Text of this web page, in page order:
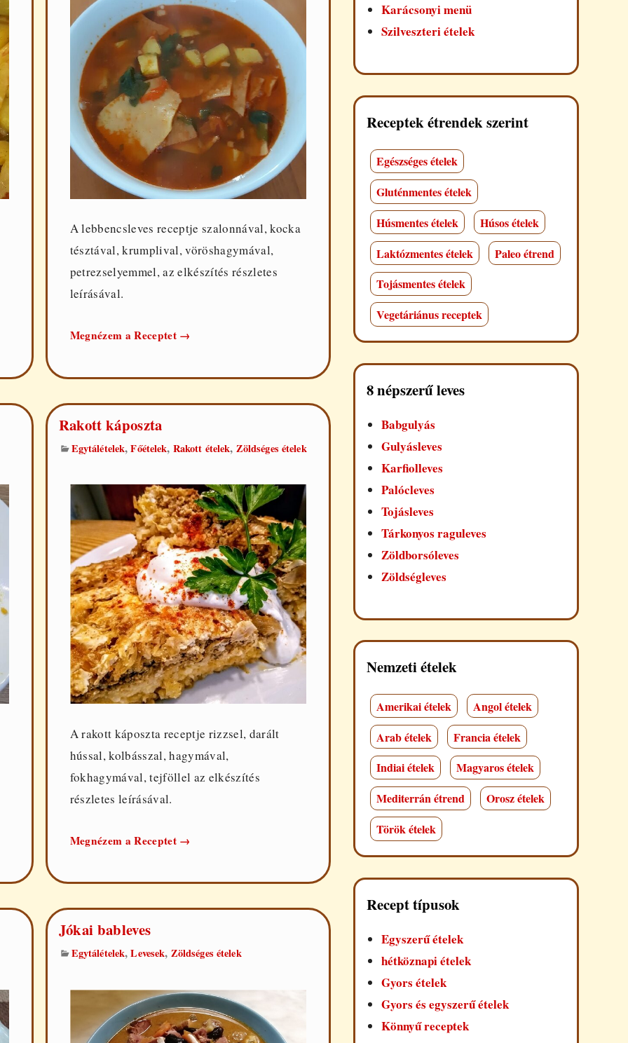
A lebbencsleves receptje szalonnával, kocka
tésztával, krumplival, vöröshagymával,
petrezselyemmel, az elkészítés részletes
leírásával.
Megnézem a Receptet Lebbencsleves
→
Rakott káposzta
Egytálételek,Főételek, Rakott ételek, Zöldséges ételek
A rakott káposzta receptje rizzsel, darált
hússal, kolbásszal, hagymával,
fokhagymával, tejföllel az elkészítés
részletes leírásával.
Megnézem a Receptet Rakott
→
Jókai bableves
Egytálételek,Levesek, Zöldséges ételek
Karácsonyi menü
Szilveszteri ételek
Receptek étrendek szerint
Egészséges ételek
Gluténmentes ételek
Húsmentes ételek
Húsos ételek
Laktózmentes ételek
Paleo étrend
Tojásmentes ételek
Vegetáriánus receptek
8 népszerű leves
Babgulyás
Gulyásleves
Karfiolleves
Palócleves
Tojásleves
Tárkonyos raguleves
Zöldborsóleves
Zöldségleves
Nemzeti ételek
Amerikai ételek
Angol ételek
Arab ételek
Francia ételek
Indiai ételek
Magyaros ételek
Mediterrán étrend
Orosz ételek
Török ételek
Recept típusok
Egyszerű ételek
hétköznapi ételek
Gyors ételek
Gyors és egyszerű ételek
Könnyű receptek